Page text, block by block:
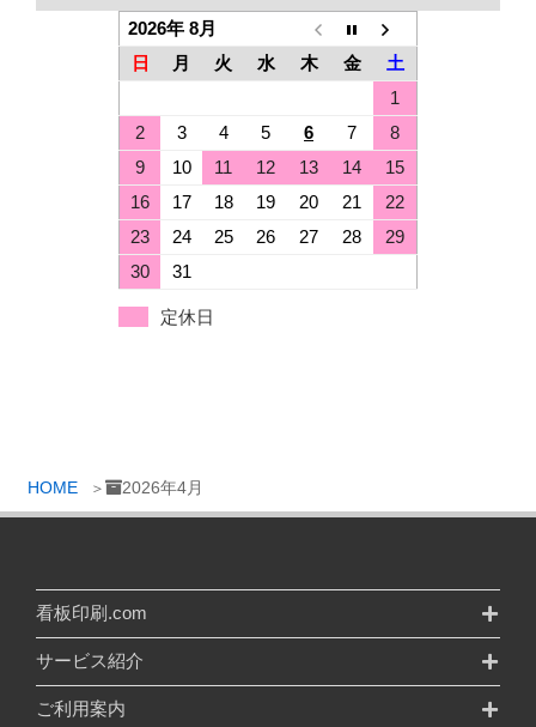
HOME 2026年4月
2026年 8月
日
月 火 水 木 金
土
1
2
3 4 5 6 7
8
9
10 11 12 13 14
15
16
17 18 19 20 21
22
23
24 25 26 27 28
29
30
31
定休日
看板印刷.com
サービス紹介
ご利用案内